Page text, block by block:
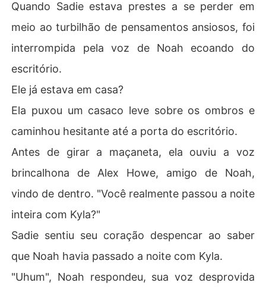
Quando Sadie estava prestes a se perder em
meio ao turbilhão de pensamentos ansiosos, foi
interrompida pela voz de Noah ecoando do
escritório.
Ele já estava em casa?
Ela puxou um casaco leve sobre os ombros e
caminhou hesitante até a porta do escritório.
Antes de girar a maçaneta, ela ouviu a voz
brincalhona de Alex Howe, amigo de Noah,
vindo de dentro. "Você realmente passou a noite
inteira com Kyla?"
Sadie sentiu seu coração despencar ao saber
que Noah havia passado a noite com Kyla.
"Uhum", Noah respondeu, sua voz desprovida